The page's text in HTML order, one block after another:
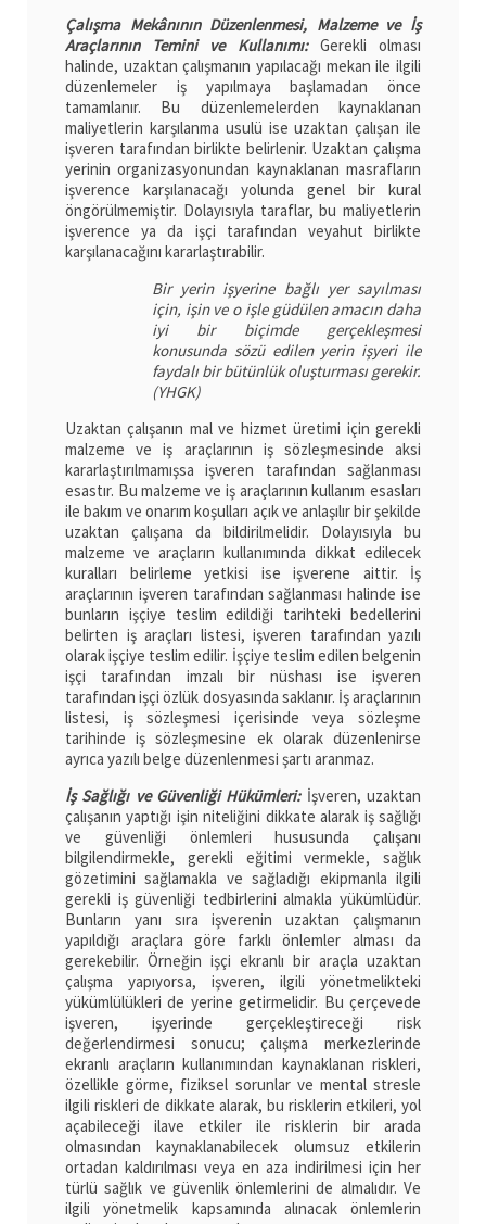
Çalışma Mekânının Düzenlenmesi, Malzeme ve İş
Araçlarının Temini ve Kullanımı: Gerekli olması
halinde, uzaktan çalışmanın yapılacağı mekan ile ilgili
düzenlemeler iş yapılmaya başlamadan önce
tamamlanır. Bu düzenlemelerden kaynaklanan
maliyetlerin karşılanma usulü ise uzaktan çalışan ile
işveren tarafından birlikte belirlenir. Uzaktan çalışma
yerinin organizasyonundan kaynaklanan masrafların
işverence karşılanacağı yolunda genel bir kural
öngörülmemiştir. Dolayısıyla taraflar, bu maliyetlerin
işverence ya da işçi tarafından veyahut birlikte
karşılanacağını kararlaştırabilir.
Bir yerin işyerine bağlı yer sayılması
için, işin ve o işle güdülen amacın daha
iyi bir biçimde gerçekleşmesi
konusunda sözü edilen yerin işyeri ile
faydalı bir bütünlük oluşturması gerekir.
(YHGK)
Uzaktan çalışanın mal ve hizmet üretimi için gerekli
malzeme ve iş araçlarının iş sözleşmesinde aksi
kararlaştırılmamışsa işveren tarafından sağlanması
esastır. Bu malzeme ve iş araçlarının kullanım esasları
ile bakım ve onarım koşulları açık ve anlaşılır bir şekilde
uzaktan çalışana da bildirilmelidir. Dolayısıyla bu
malzeme ve araçların kullanımında dikkat edilecek
kuralları belirleme yetkisi ise işverene aittir. İş
araçlarının işveren tarafından sağlanması halinde ise
bunların işçiye teslim edildiği tarihteki bedellerini
belirten iş araçları listesi, işveren tarafından yazılı
olarak işçiye teslim edilir. İşçiye teslim edilen belgenin
işçi tarafından imzalı bir nüshası ise işveren
tarafından işçi özlük dosyasında saklanır. İş araçlarının
listesi, iş sözleşmesi içerisinde veya sözleşme
tarihinde iş sözleşmesine ek olarak düzenlenirse
ayrıca yazılı belge düzenlenmesi şartı aranmaz.
İş Sağlığı ve Güvenliği Hükümleri:İşveren, uzaktan
çalışanın yaptığı işin niteliğini dikkate alarak iş sağlığı
ve güvenliği önlemleri hususunda çalışanı
bilgilendirmekle, gerekli eğitimi vermekle, sağlık
gözetimini sağlamakla ve sağladığı ekipmanla ilgili
gerekli iş güvenliği tedbirlerini almakla yükümlüdür.
Bunların yanı sıra işverenin uzaktan çalışmanın
yapıldığı araçlara göre farklı önlemler alması da
gerekebilir. Örneğin işçi ekranlı bir araçla uzaktan
çalışma yapıyorsa, işveren, ilgili yönetmelikteki
yükümlülükleri de yerine getirmelidir. Bu çerçevede
işveren, işyerinde gerçekleştireceği risk
değerlendirmesi sonucu; çalışma merkezlerinde
ekranlı araçların kullanımından kaynaklanan riskleri,
özellikle görme, fiziksel sorunlar ve mental stresle
ilgili riskleri de dikkate alarak, bu risklerin etkileri, yol
açabileceği ilave etkiler ile risklerin bir arada
olmasından kaynaklanabilecek olumsuz etkilerin
ortadan kaldırılması veya en aza indirilmesi için her
türlü sağlık ve güvenlik önlemlerini de almalıdır. Ve
ilgili yönetmelik kapsamında alınacak önlemlerin